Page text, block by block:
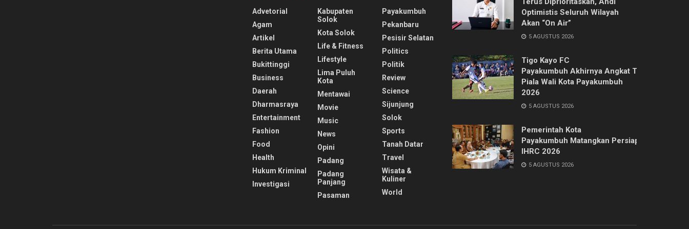
Advetorial
Agam
Artikel
Berita Utama
Bukittinggi
Business
Daerah
Dharmasraya
Entertainment
Fashion
Food
Health
Hukum Kriminal
Investigasi
Kabupaten
Solok
Kota Solok
Life & Fitness
Lifestyle
Lima Puluh
Kota
Mentawai
Movie
Music
News
Opini
Padang
Padang
Panjang
Pasaman
Payakumbuh
Pekanbaru
Pesisir Selatan
Politics
Politik
Review
Science
Sijunjung
Solok
Sports
Tanah Datar
Travel
Wisata &
Kuliner
World
Optimistis Seluruh Wilayah
Akan “On Air”
5 AGUSTUS 2026
Tigo Kayo FC
Payakumbuh Akhirnya Angkat Trofi
Piala Wali Kota Payakumbuh
2026
5 AGUSTUS 2026
Pemerintah Kota
Payakumbuh Matangkan Persiapan
IHRC 2026
5 AGUSTUS 2026